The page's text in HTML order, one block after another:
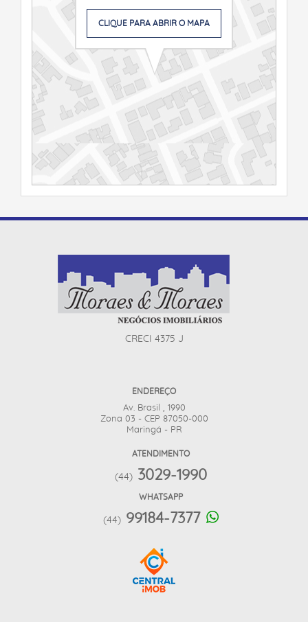
CLIQUE PARA ABRIR O MAPA
CRECI 4375 J
ENDEREÇO
Av. Brasil , 1990
Zona 03 - CEP 87050-000
Maringá - PR
ATENDIMENTO
(44) 3029-1990
WHATSAPP
(44) 99184-7377